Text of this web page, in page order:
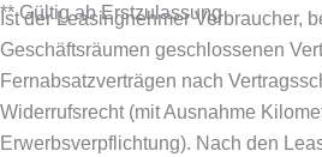
** Gültig ab Erstzulassung
Ist der Leasingnehmer Verbraucher,
Geschäftsräumen geschlossenen
Fernabsatzverträgen nach
Widerrufsrecht (mit Ausnahme
Erwerbsverpflichtung). Nach den